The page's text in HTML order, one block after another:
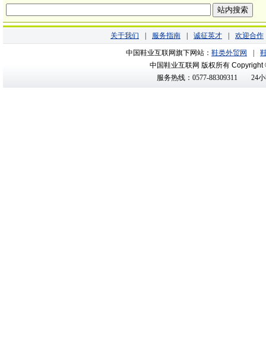
关于我们 服务指南 诚征英才 欢迎合作
中国鞋业互联网旗下网站： 鞋类外贸网
中国鞋业互联网 版权所有 Copyright
服务热线：0577-88309311
24